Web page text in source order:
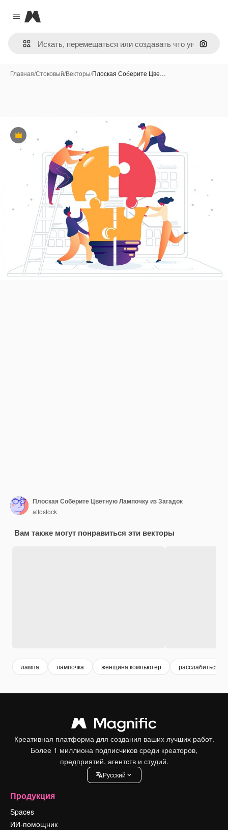
Close menu
Magnific
Поиск
Главная/Стоковый/Векторы/Плоская Соберите Цве…
Премиум
Плоская Соберите Цветную Лампочку из Загадок
attostock
Вам также могут понравиться эти векторы
лампа лампочка женщина компьютер расслабиться
Креативная платформа для создания ваших лучших работ.
Более 1 миллиона подписчиков среди креаторов,
предприятий, агентств и студий.
Pусский
Продукция
Spaces
ИИ-помощник